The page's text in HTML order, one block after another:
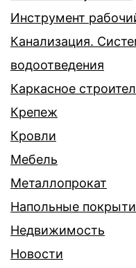
Инструмент
Канализация.
водоотведения
Каркасное
Крепеж
Кровли
Мебель
Металлопрокат
Напольные
Недвижимость
Новости